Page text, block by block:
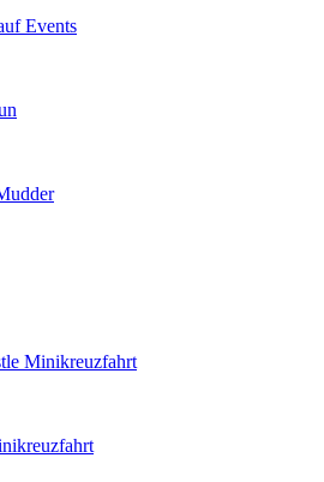
Events
Minikreuzfahrt